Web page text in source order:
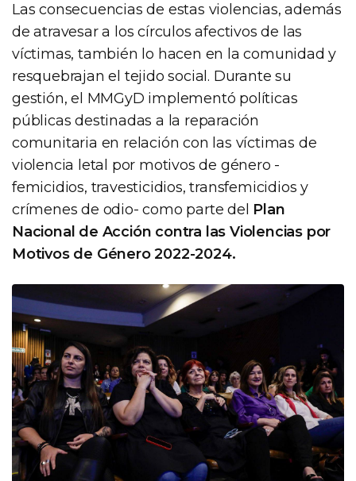
Las consecuencias de estas violencias, además
de atravesar a los círculos afectivos de las
víctimas, también lo hacen en la comunidad y
resquebrajan el tejido social. Durante su
gestión, el MMGyD implementó políticas
públicas destinadas a la reparación
comunitaria en relación con las víctimas de
violencia letal por motivos de género -
femicidios, travesticidios, transfemicidios y
crímenes de odio- como parte del Plan
Nacional de Acción contra las Violencias por
Motivos de Género 2022-2024.